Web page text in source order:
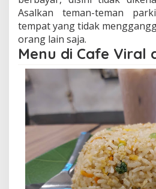
Asalkan teman-teman
tempat yang tidak
orang lain saja.
Menu di Cafe Viral